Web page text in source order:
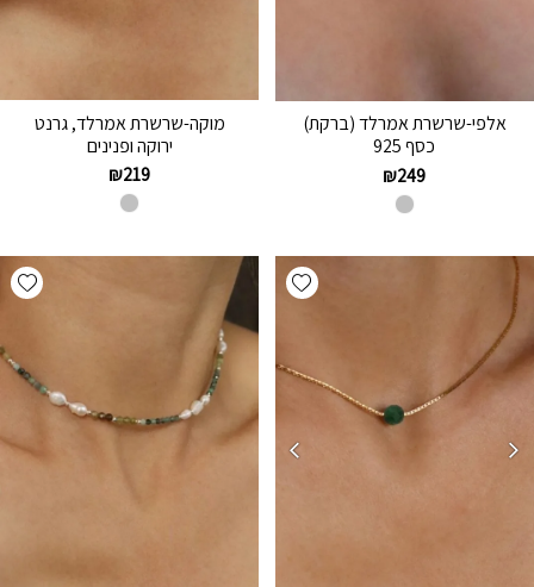
אלפי-שרשרת אמרלד (ברקת)
כסף 925
₪249
מוקה-שרשרת אמרלד, גרנט
ירוקה ופנינים
₪219
Add wishlist